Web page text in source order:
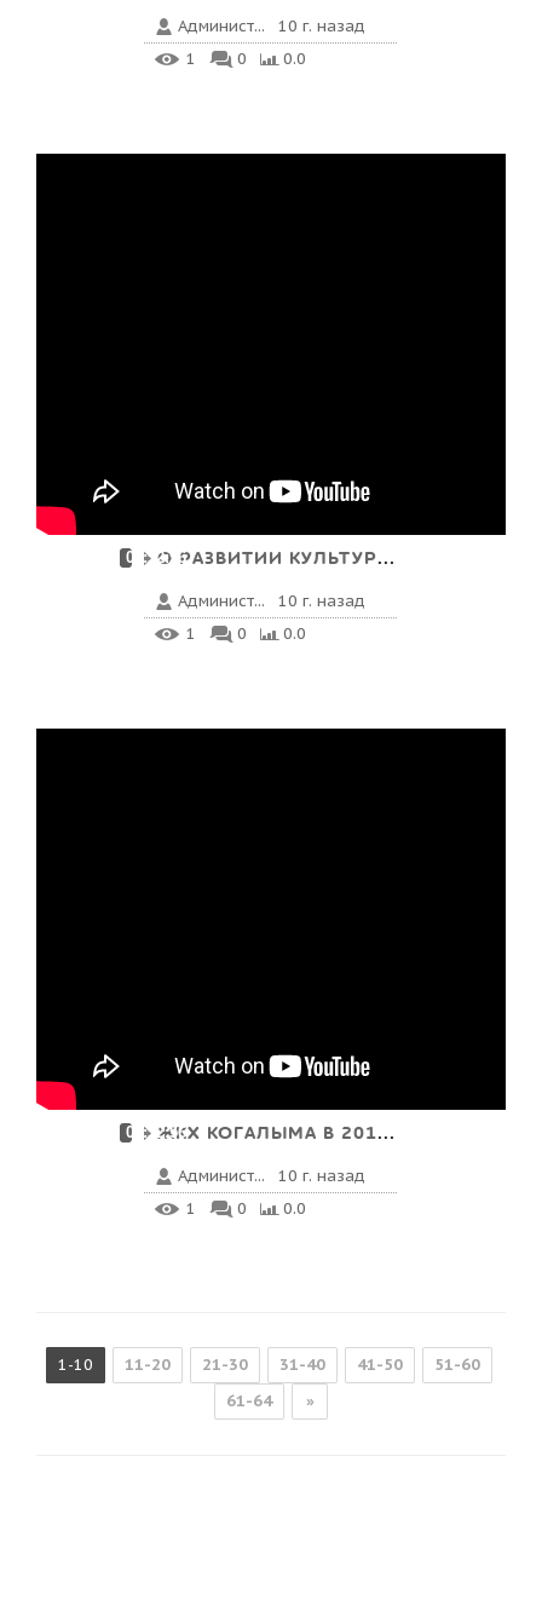
Админист...
10 г. назад
1
0 0.0
О РАЗВИТИИ КУЛЬТУРЫ В 2...
00:52:56
Админист...
10 г. назад
1
0 0.0
ЖКХ КОГАЛЫМА В 2013 ГОДУ
00:52:56
Админист...
10 г. назад
1
0 0.0
1-10 11-20 21-30 31-40 41-50
51-60
61-64
»